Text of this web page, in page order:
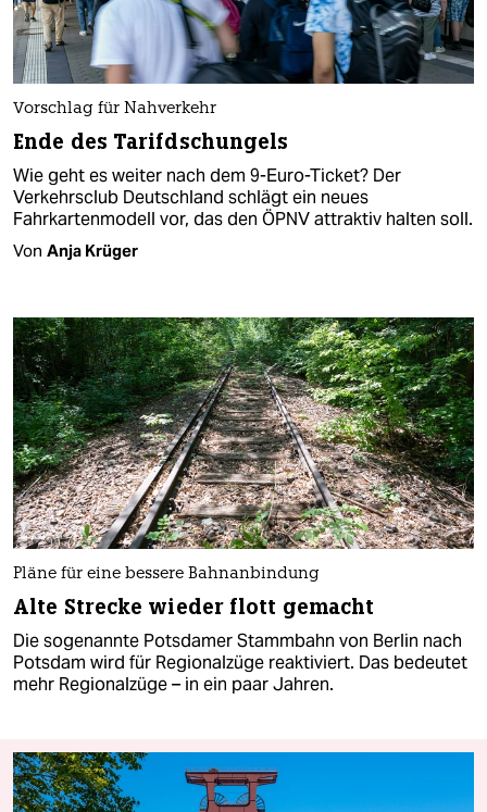
Vorschlag für Nahverkehr
Ende des Tarifdschungels
Wie geht es weiter nach dem 9-Euro-Ticket? Der
Verkehrsclub Deutschland schlägt ein neues
Fahrkartenmodell vor, das den ÖPNV attraktiv halten soll.
Von Anja Krüger
Pläne für eine bessere Bahnanbindung
Alte Strecke wieder flott gemacht
Die sogenannte Potsdamer Stammbahn von Berlin nach
Potsdam wird für Regionalzüge reaktiviert. Das bedeutet
mehr Regionalzüge – in ein paar Jahren.